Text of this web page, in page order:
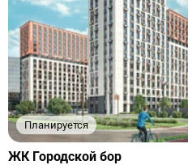
Планируется
ЖК Городской бор